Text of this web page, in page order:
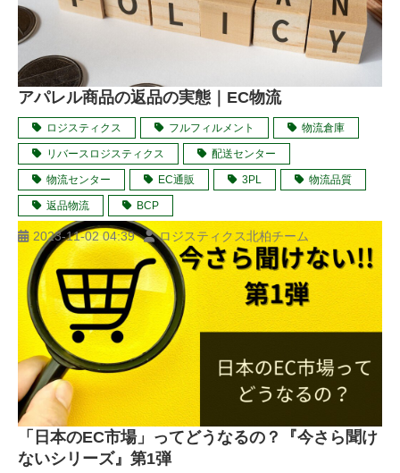
アパレル商品の返品の実態｜EC物流
ロジスティクス フルフィルメント 物流倉庫
リバースロジスティクス 配送センター
物流センター EC通販 3PL 物流品質
返品物流 BCP
2023-11-02 04:39 ロジスティクス北柏チーム
「日本のEC市場」ってどうなるの？『今さら聞け
ないシリーズ』第1弾